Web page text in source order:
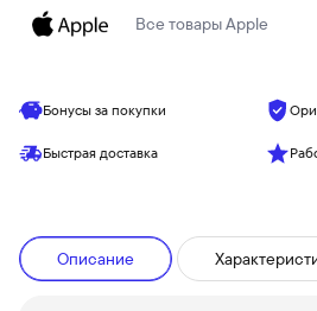
Все товарыApple
Бонусы за покупки
Быстрая доставка
Описание